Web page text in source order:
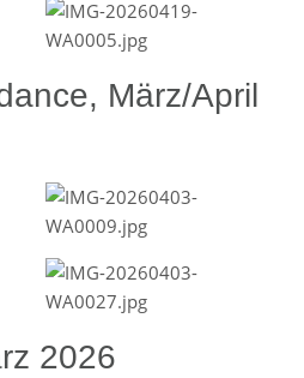
März/April
2026